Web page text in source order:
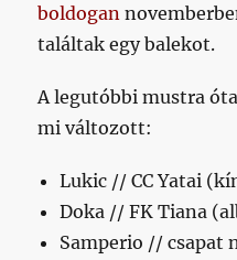
boldogan
találtak egy balekot.
A legutóbbi mustra
mi változott:
Lukic // CC Yatai
Doka // FK Tiana
Samperio // csapat